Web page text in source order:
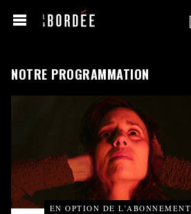
NOTRE PROGRAMMATION
EN OPTION DE L’ABONNEMENT